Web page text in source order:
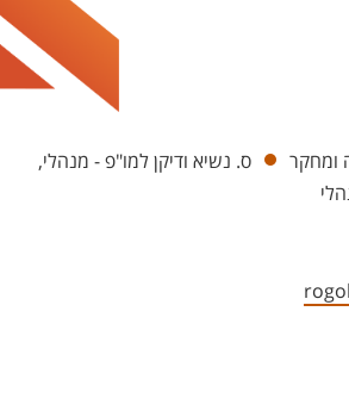
ומחקר
ס. נשיא ודיקן למו"פ - מנהלי,